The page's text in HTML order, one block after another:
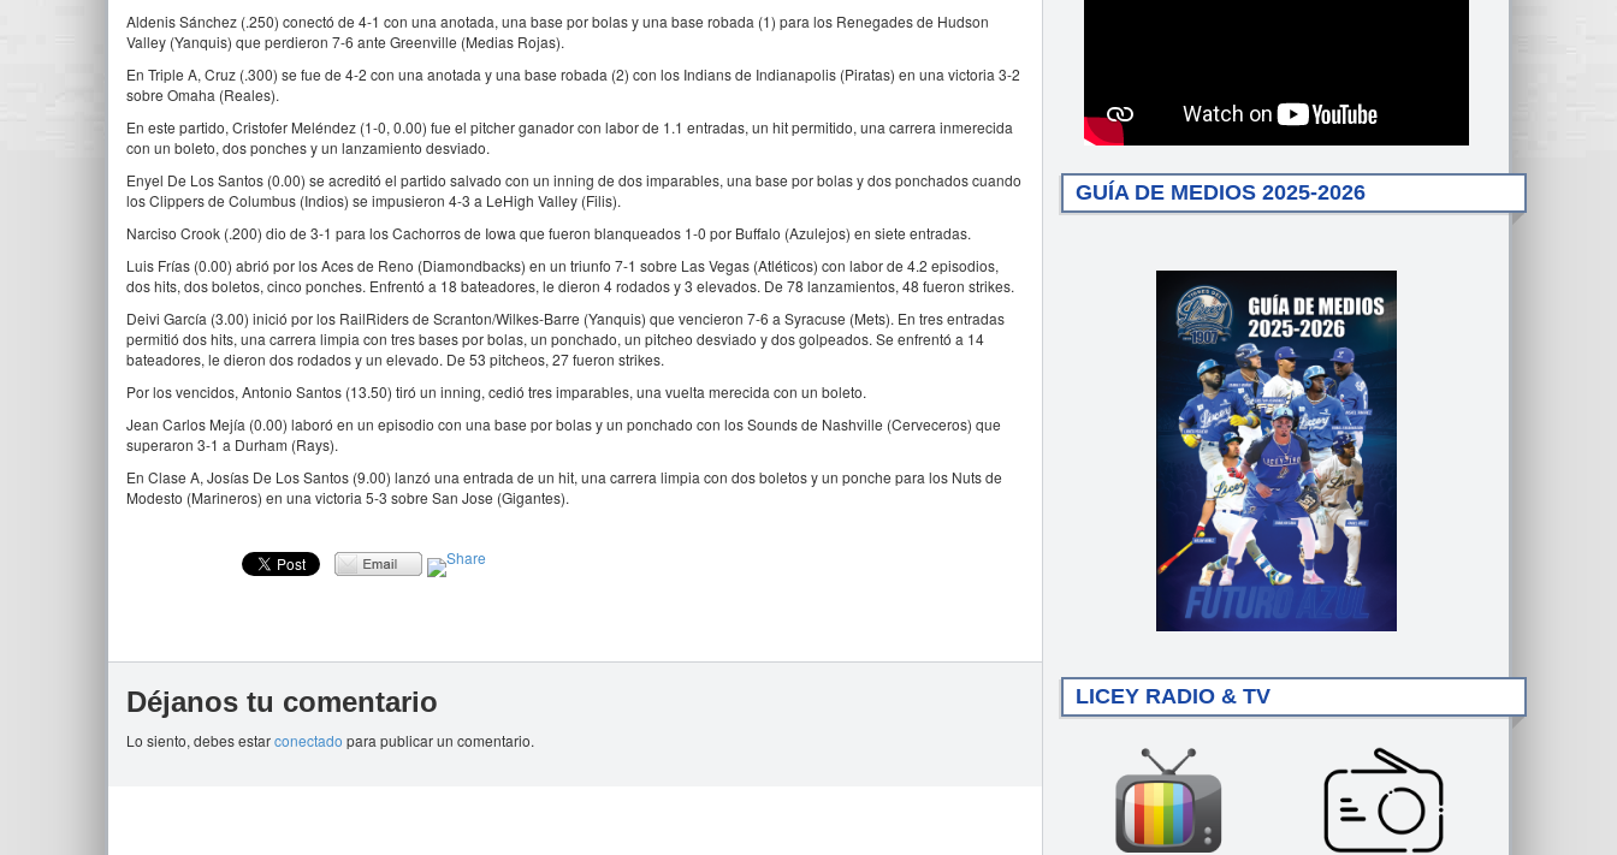
Aldenis Sánchez (.250) conectó de 4-1 con una anotada, una base por bolas y una base robada (1) para los Renegades de Hudson
Valley (Yanquis) que perdieron 7-6 ante Greenville (Medias Rojas).
En Triple A, Cruz (.300) se fue de 4-2 con una anotada y una base robada (2) con los Indians de Indianapolis (Piratas) en una victoria 3-2
sobre Omaha (Reales).
En este partido, Cristofer Meléndez (1-0, 0.00) fue el pitcher ganador con labor de 1.1 entradas, un hit permitido, una carrera inmerecida
con un boleto, dos ponches y un lanzamiento desviado.
Enyel De Los Santos (0.00) se acreditó el partido salvado con un inning de dos imparables, una base por bolas y dos ponchados cuando
los Clippers de Columbus (Indios) se impusieron 4-3 a LeHigh Valley (Filis).
Narciso Crook (.200) dio de 3-1 para los Cachorros de Iowa que fueron blanqueados 1-0 por Buffalo (Azulejos) en siete entradas.
Luis Frías (0.00) abrió por los Aces de Reno (Diamondbacks) en un triunfo 7-1 sobre Las Vegas (Atléticos) con labor de 4.2 episodios,
dos hits, dos boletos, cinco ponches. Enfrentó a 18 bateadores, le dieron 4 rodados y 3 elevados. De 78 lanzamientos, 48 fueron strikes.
Deivi García (3.00) inició por los RailRiders de Scranton/Wilkes-Barre (Yanquis) que vencieron 7-6 a Syracuse (Mets). En tres entradas
permitió dos hits, una carrera limpia con tres bases por bolas, un ponchado, un pitcheo desviado y dos golpeados. Se enfrentó a 14
bateadores, le dieron dos rodados y un elevado. De 53 pitcheos, 27 fueron strikes.
Por los vencidos, Antonio Santos (13.50) tiró un inning, cedió tres imparables, una vuelta merecida con un boleto.
Jean Carlos Mejía (0.00) laboró en un episodio con una base por bolas y un ponchado con los Sounds de Nashville (Cerveceros) que
superaron 3-1 a Durham (Rays).
En Clase A, Josías De Los Santos (9.00) lanzó una entrada de un hit, una carrera limpia con dos boletos y un ponche para los Nuts de
Modesto (Marineros) en una victoria 5-3 sobre San Jose (Gigantes).
Déjanos tu comentario
Lo siento, debes estarconectado para publicar un comentario.
GUÍA DE MEDIOS 2025-2026
LICEY RADIO & TV